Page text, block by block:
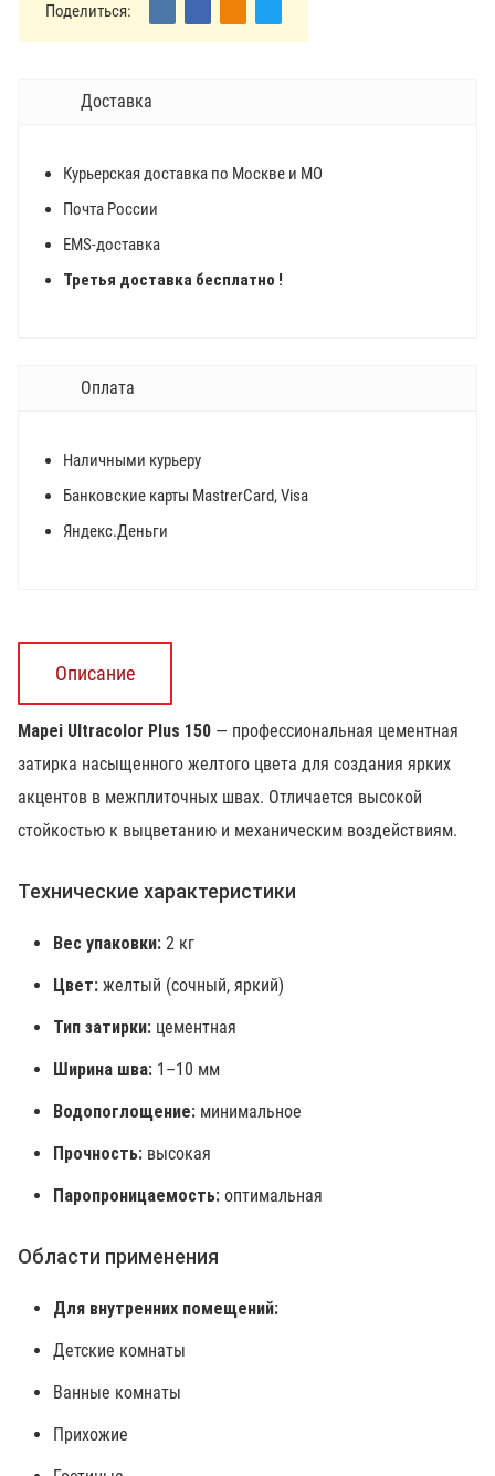
Поделиться:
Доставка
Курьерская доставка по Москве и МО
Почта России
EMS-доставка
Третья доставка бесплатно !
Оплата
Наличными курьеру
Банковские карты MastrerCard, Visa
Яндекс.Деньги
Описание
Mapei Ultracolor Plus 150 — профессиональная цементная
затирка насыщенного желтого цвета для создания ярких
акцентов в межплиточных швах. Отличается высокой
стойкостью к выцветанию и механическим воздействиям.
Технические характеристики
Вес упаковки: 2 кг
Цвет: желтый (сочный, яркий)
Тип затирки: цементная
Ширина шва: 1–10 мм
Водопоглощение: минимальное
Прочность: высокая
Паропроницаемость: оптимальная
Области применения
Для внутренних помещений:
Детские комнаты
Ванные комнаты
Прихожие